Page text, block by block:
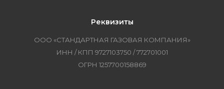
Реквизиты
ООО «СТАНДАРТНАЯ ГАЗОВАЯ КОМПАНИЯ»
ИНН / КПП 9727103750 / 772701001
ОГРН 1257700158869